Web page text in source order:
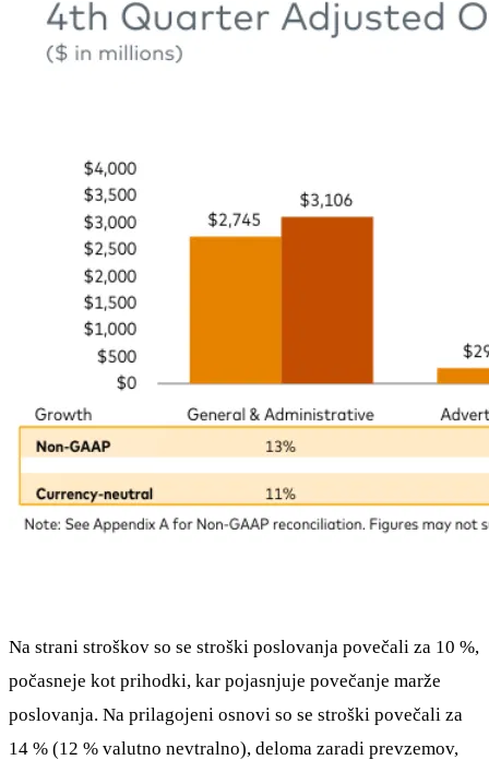
Na strani stroškov so se stroški poslovanja povečali za 10 %,
počasneje kot prihodki, kar pojasnjuje povečanje marže
poslovanja. Na prilagojeni osnovi so se stroški povečali za
14 % (12 % valutno nevtralno), deloma zaradi prevzemov,